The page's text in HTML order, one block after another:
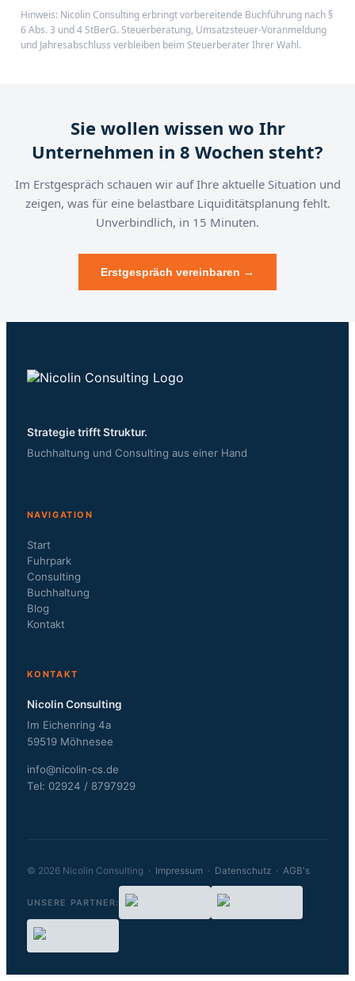
Hinweis: Nicolin Consulting erbringt vorbereitende Buchführung nach §
6 Abs. 3 und 4 StBerG. Steuerberatung, Umsatzsteuer-Voranmeldung
und Jahresabschluss verbleiben beim Steuerberater Ihrer Wahl.
Sie wollen wissen wo Ihr
Unternehmen in 8 Wochen steht?
Im Erstgespräch schauen wir auf Ihre aktuelle Situation und
zeigen, was für eine belastbare Liquiditätsplanung fehlt.
Unverbindlich, in 15 Minuten.
Erstgespräch vereinbaren →
Strategie trifft Struktur.
Buchhaltung und Consulting aus einer Hand
NAVIGATION
Start
Fuhrpark
Consulting
Buchhaltung
Blog
Kontakt
KONTAKT
Nicolin Consulting
Im Eichenring 4a
59519 Möhnesee
info@nicolin-cs.de
Tel: 02924 / 8797929
© 2026 Nicolin Consulting · Impressum· Datenschutz· AGB's
UNSERE PARTNER: